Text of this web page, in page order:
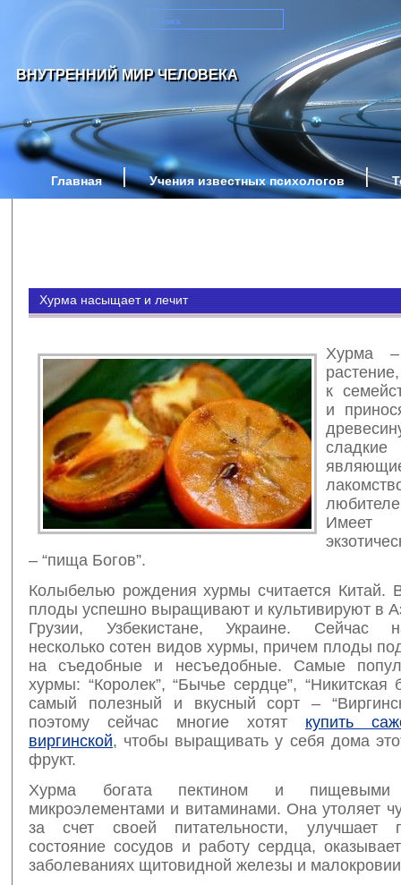
ВНУТРЕННИЙ МИР ЧЕЛОВЕКА
Главная Учения известных психологов
Хурма насыщает и лечит
Хурма –
к
и
Имеет
– “пища Богов”.
Колыбелью рождения хурмы считается Китай.
плоды успешно выращивают и культивируют в
Грузии, Узбекистане, Украине. Сейчас
несколько сотен видов хурмы, причем плоды
на съедобные и несъедобные. Самые
хурмы: “Королек”, “Бычье сердце”, “Никитская
самый полезный и вкусный сорт –
поэтому сейчас многие хотят купить
виргинской, чтобы выращивать у себя дома
фрукт.
Хурма богата пектином и пищевыми
микроэлементами и витаминами. Она утоляет
за счет своей питательности, улучшает
состояние сосудов и работу сердца,
заболеваниях щитовидной железы и